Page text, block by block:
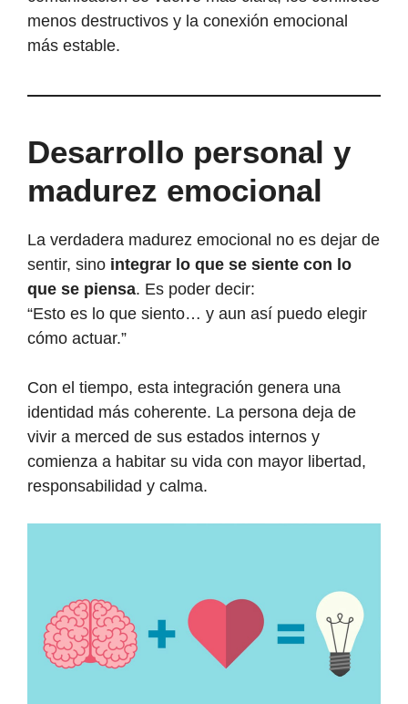
menos destructivos y la conexión emocional
más estable.
Desarrollo personal y
madurez emocional
La verdadera madurez emocional no es dejar de
sentir, sino integrar lo que se siente con lo
que se piensa. Es poder decir:
“Esto es lo que siento… y aun así puedo elegir
cómo actuar.”
Con el tiempo, esta integración genera una
identidad más coherente. La persona deja de
vivir a merced de sus estados internos y
comienza a habitar su vida con mayor libertad,
responsabilidad y calma.